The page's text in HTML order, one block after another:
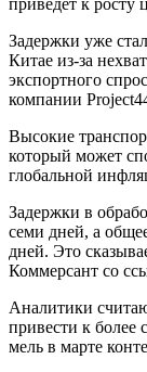
Задержки уже
Китае из-за
экспортного
компании
Высокие
который может
глобальной
Задержки в
семи дней, а
дней. Это
Коммерсант со
Аналитики
привести к более
мель в марте